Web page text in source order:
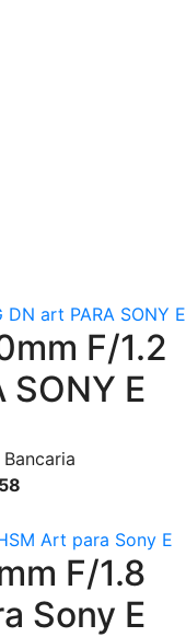
F/1.2
SONY E
F/1.8
Sony E